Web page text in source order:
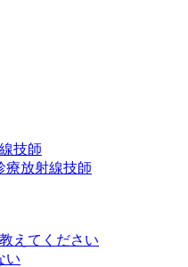
技師
療放射線技師
えてください
い